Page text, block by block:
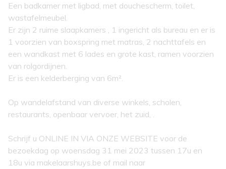
Een badkamer met ligbad, met douchescherm, toilet,
wastafelmeubel.
Er zijn 2 ruime slaapkamers , 1 ingericht als bureau en er is
1 voorzien van boxspring met matras, 2 nachttafels en
een wandkast met 6 lades en grote kast, ramen voorzien
van rolgordijnen.
Er is een kelderberging van 6m².
Op wandelafstand van diverse winkels, scholen,
restaurants, openbaar vervoer, het zuid, .
Schrijf u ONLINE IN VIA ONZE WEBSITE voor de
bezoekdag op woensdag 31 mei 2023 tussen 17u en
18u via makelaarshuys.be of mail naar